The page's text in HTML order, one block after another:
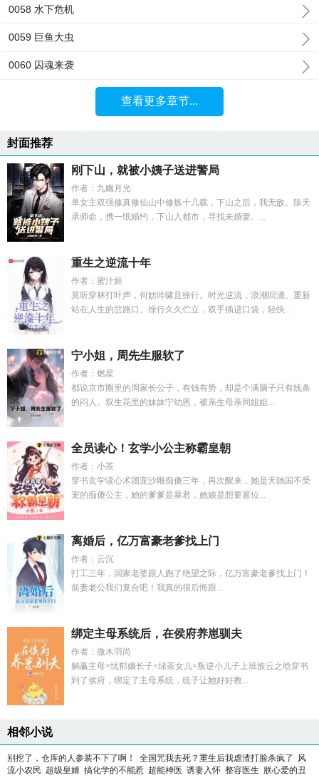
0058 水下危机
0059 巨鱼大虫
0060 囚魂来袭
查看更多章节...
封面推荐
刚下山，就被小姨子送进警局
作者：九幽月光
单女主双强修真修仙山中修炼十几载，下山之后，我无敌。陈天
承师命，携一纸婚约，下山入都市，寻找未婚妻。...
重生之逆流十年
作者：蜜汁姬
莫听穿林打叶声，何妨吟啸且徐行。时光逆流，浪潮回涌。重新
站在人生的岔路口。徐行久久伫立，双手插进口袋，轻快...
宁小姐，周先生服软了
作者：燃星
都说京市圈里的周家长公子，有钱有势，却是个满脑子只有线条
的闷人。双生花里的妹妹宁幼恩，被亲生母亲同姐姐...
全员读心！玄学小公主称霸皇朝
作者：小茶
穿书玄学读心术团宠沙雕痴傻三年，再次醒来，她是天驰国不受
宠的痴傻公主，她的爹爹是暴君，她娘是想要篡位...
离婚后，亿万富豪老爹找上门
作者：云沉
打工三年，回家老婆跟人跑了绝望之际，亿万富豪老爹找上门！
前妻老公我们复合吧！我真的很后悔跟...
绑定主母系统后，在侯府养崽驯夫
作者：微木羽尚
躺赢主母×忧郁嫡长子×绿茶女儿×叛逆小儿子上班族云之晗穿书
到了侯府，绑定了主母系统，统子让她好好教...
相邻小说
别挖了，仓库的人参装不下了啊！ 全国咒我去死？重生后我虐渣打脸杀疯了
风
流小农民 超级皇婿 搞化学的不能惹 超能神医 诱妻入怀 整容医生 朕心爱的丑